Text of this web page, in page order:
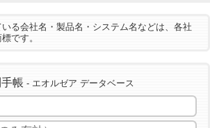
る会社名・製品名・システム名などは、各社
です。
帳 - エオルゼア データベース